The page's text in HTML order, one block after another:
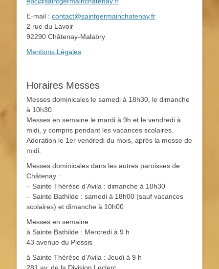
E-mail : contact@saintgermainchatenay.fr
2 rue du Lavoir
92290 Châtenay-Malabry
Mentions Légales
Horaires Messes
Messes dominicales le samedi à 18h30, le dimanche
à 10h30.
Messes en semaine le mardi à 9h et le vendredi à
midi, y compris pendant les vacances scolaires.
Adoration le 1er vendredi du mois, après la messe de
midi.
Messes dominicales dans les autres paroisses de
Châtenay :
– Sainte Thérèse d’Avila : dimanche à 10h30
– Sainte Bathilde : samedi à 18h00 (sauf vacances
scolaires) et dimanche à 10h00
Messes en semaine
à Sainte Bathilde : Mercredi à 9 h
43 avenue du Plessis
à Sainte Thérèse d’Avila : Jeudi à 9 h